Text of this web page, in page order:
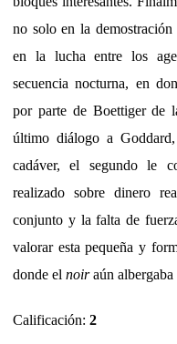
no solo en la
en la lucha entre los
secuencia nocturna, en
por parte de Boettiger de
último diálogo a
cadáver, el segundo le
realizado sobre dinero
conjunto y la falta de
valorar esta pequeña y
donde el noiraún albergaba
Calificación: 2